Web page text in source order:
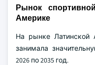
Рынок
Америке
На рынке Латинской
занимала
2026 по 2035 год.